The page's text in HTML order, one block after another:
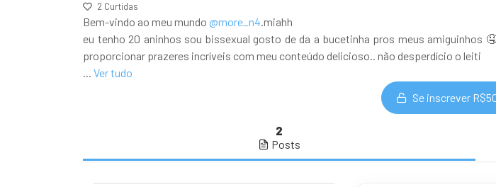
2 Curtidas
Bem-vindo ao meu mundo @more_n4.miahh
eu tenho 20 aninhos sou bissexual gosto de da a bucetinha pros meus
proporcionar prazeres incríveis com meu conteúdo delicioso.. não desperdício o leiti
... Ver tudo
Se inscrever
2
Posts